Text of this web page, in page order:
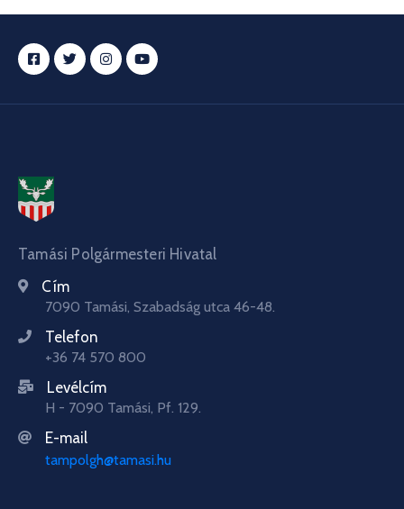
Tamási Polgármesteri Hivatal
Cím
7090 Tamási, Szabadság utca 46-48.
Telefon
+36 74 570 800
Levélcím
H - 7090 Tamási, Pf. 129.
E-mail
tampolgh@tamasi.hu